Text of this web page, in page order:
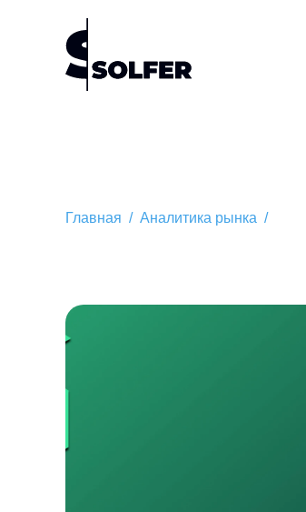
Главная / Аналитика рынка /